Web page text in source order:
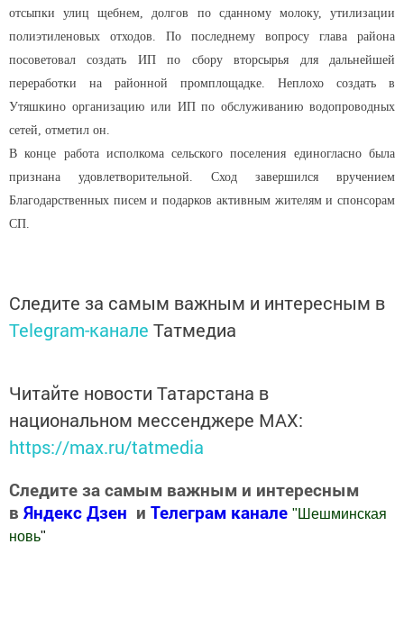
отсыпки улиц щебнем, долгов по сданному молоку, утилизации
полиэтиленовых отходов. По последнему вопросу глава района
посоветовал создать ИП по сбору вторсырья для дальнейшей
переработки на районной промплощадке. Неплохо создать в
Утяшкино организацию или ИП по обслуживанию водопроводных
сетей, отметил он.
В конце работа исполкома сельского поселения единогласно была
признана удовлетворительной. Сход завершился вручением
Благодарственных писем и подарков активным жителям и спонсорам
СП.
Следите за самым важным и интересным в
Telegram-канале Татмедиа
Читайте новости Татарстана в
национальном мессенджере MАХ:
https://max.ru/tatmedia
Следите за самым важным и интересным
в Яндекс Дзен и Телеграм канале " Шешминская
новь"